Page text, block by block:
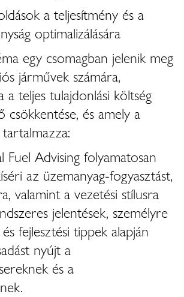
a teljesítmény és a
optimalizálására
egy csomagban jelenik meg
járművek számára,
a teljes tulajdonlási költség
és amely a
Fuel Advising folyamatosan
az üzemanyag-fogyasztást,
valamint a vezetési stílusra
jelentések, személyre
fejlesztési tippek alapján
nyújt a
és a